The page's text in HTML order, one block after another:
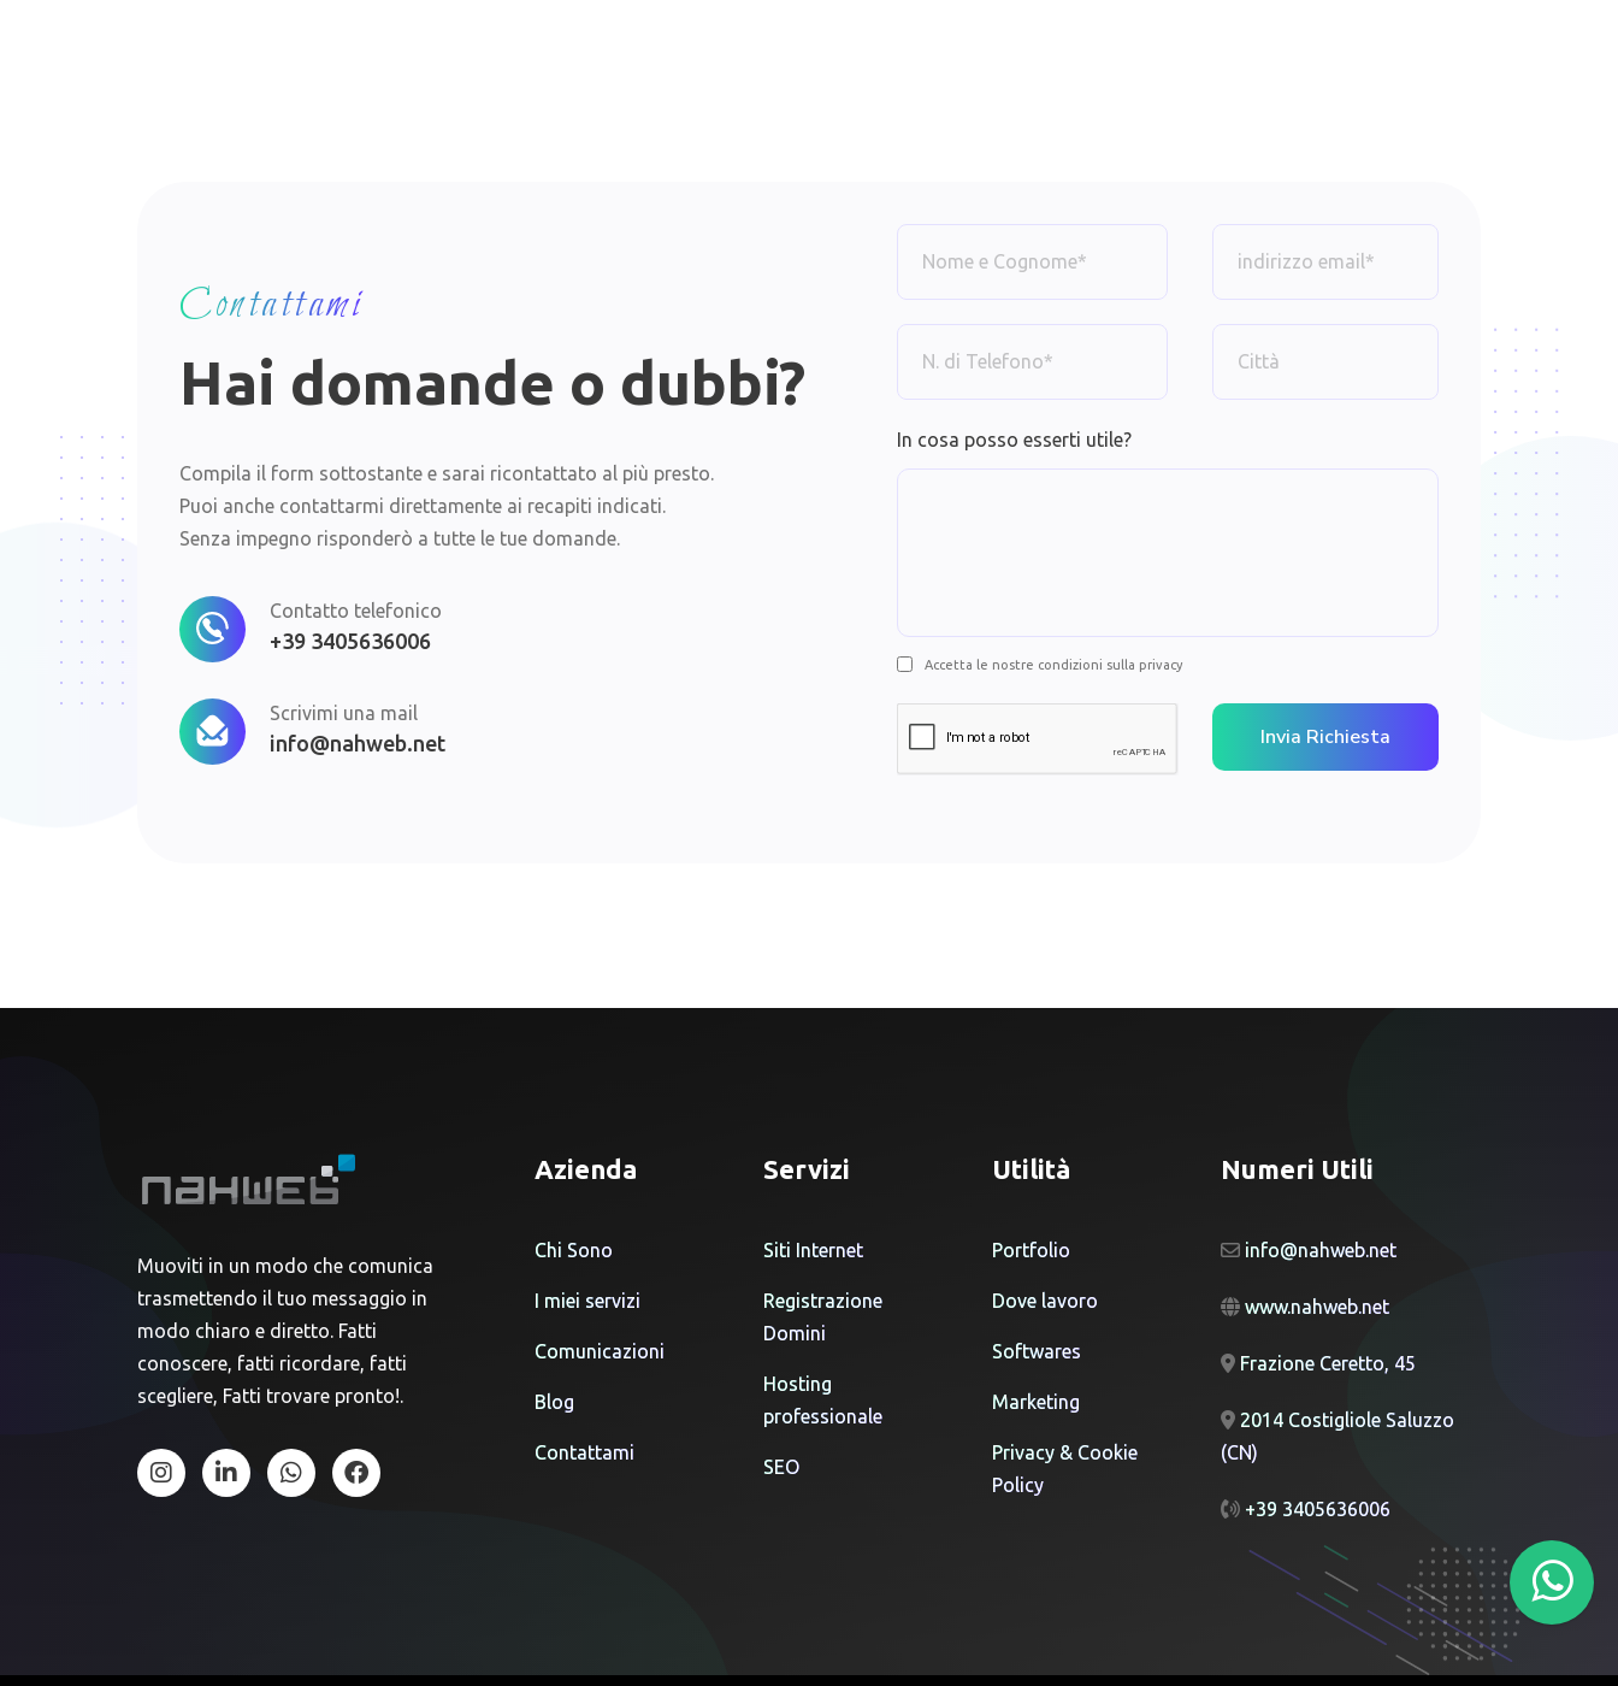
Contattami
Hai domande o dubbi?
Compila il form sottostante e sarai ricontattato al più presto.
Puoi anche contattarmi direttamente ai recapiti indicati.
Senza impegno risponderò a tutte le tue domande.
Contatto telefonico
+39 3405636006
Scrivimi una mail
info@nahweb.net
In cosa posso esserti utile?
Accetta le nostre condizioni sulla privacy
Muoviti in un modo che comunica
trasmettendo il tuo messaggio in
modo chiaro e diretto. Fatti
conoscere, fatti ricordare, fatti
scegliere, Fatti trovare pronto!.
Azienda
Chi Sono
I miei servizi
Comunicazioni
Blog
Contattami
Servizi
Siti Internet
Registrazione
Domini
Hosting
professionale
SEO
Utilità
Portfolio
Dove lavoro
Softwares
Marketing
Privacy & Cookie
Policy
Numeri Utili
info@nahweb.net
www.nahweb.net
Frazione Ceretto, 45
2014 Costigliole Saluzzo
(CN)
+39 3405636006